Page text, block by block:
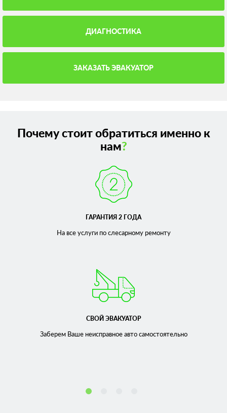
ДИАГНОСТИКА
ЗАКАЗАТЬ ЭВАКУАТОР
Почему стоит обратиться именно к
нам?
ГАРАНТИЯ 2 ГОДА
На все услуги по слесарномуремонту
СВОЙ ЭВАКУАТОР
Заберем Ваше неисправноеавто самостоятельно